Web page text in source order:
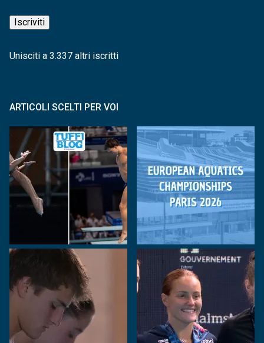
mail
Iscriviti
Unisciti a 3.337 altri iscritti
ARTICOLI SCELTI PER VOI